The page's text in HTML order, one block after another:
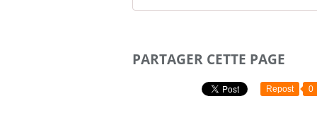
PARTAGER CETTE PAGE
Repost 0